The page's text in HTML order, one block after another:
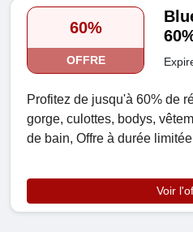
60%
OFFRE
Profitez de jusqu'à 60% de
gorge, culottes, bodys,
de bain, Offre à durée
Voir